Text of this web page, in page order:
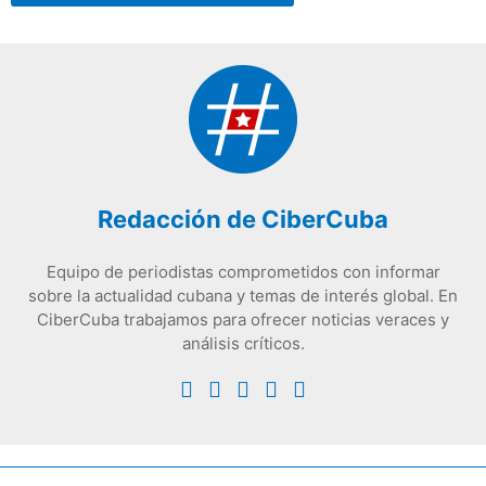
Redacción de CiberCuba
Equipo de periodistas comprometidos con informar
sobre la actualidad cubana y temas de interés global. En
CiberCuba trabajamos para ofrecer noticias veraces y
análisis críticos.